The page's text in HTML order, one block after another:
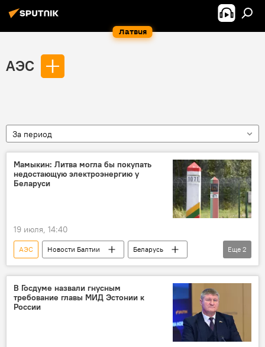
Латвия
АЭС
За период
Мамыкин: Литва могла бы покупать
недостающую электроэнергию у
Беларуси
19 июля, 14:40
АЭС Новости Балтии
Беларусь
Литва
Андрей Мамыкин
Еще 2
В Госдуме назвали гнусным
требование главы МИД Эстонии к
России